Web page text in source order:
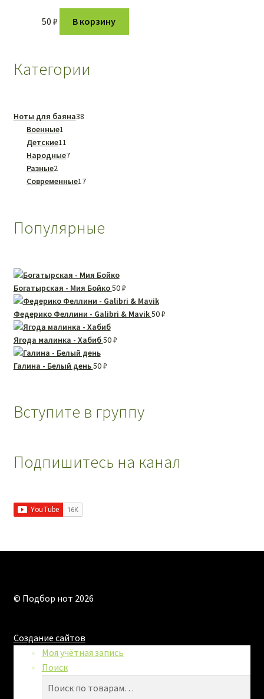
50 ₽ В корзину
Категории
Ноты для баяна3838
Военные1
товар
Детские11
товаров
Народные77
Разные2
товара
Современные1717
Популярные
Богатырская - Мия Бойко50₽
Федерико Феллини - Galibri & Mavik50₽
Ягода малинка - Хабиб50₽
Галина - Белый день50₽
Вступите в группу
Подпишитесь на канал
© Подбор нот 2026
Создание сайтов
Моя учётная запись
Поиск